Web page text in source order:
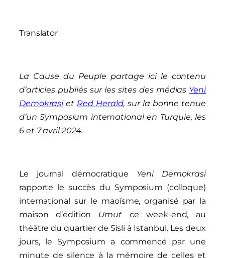
Translator
La Cause du Peuple partage ici le contenu
d’articles publiés sur les sites des médias Yeni
Demokrasiet Red Herald, sur la bonne tenue
d’un Symposium international en Turquie, les
6 et 7 avril 2024.
Le journal démocratique Yeni Demokrasi
rapporte le succès du Symposium (colloque)
international sur le maoïsme, organisé par la
maison d’édition Umut ce week-end, au
théâtre du quartier de Sisli à Istanbul. Les deux
jours, le Symposium a commencé par une
minute de silence à la mémoire de celles et